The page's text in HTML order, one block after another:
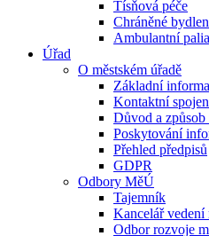
Tísňová péče
Chráněné
Ambulantní
Úřad
O městském úřadě
Základní
Kontaktní
Důvod a způsob
Poskytování
Přehled předpisů
GDPR
Odbory MěÚ
Tajemník
Kancelář vedení
Odbor rozvoje